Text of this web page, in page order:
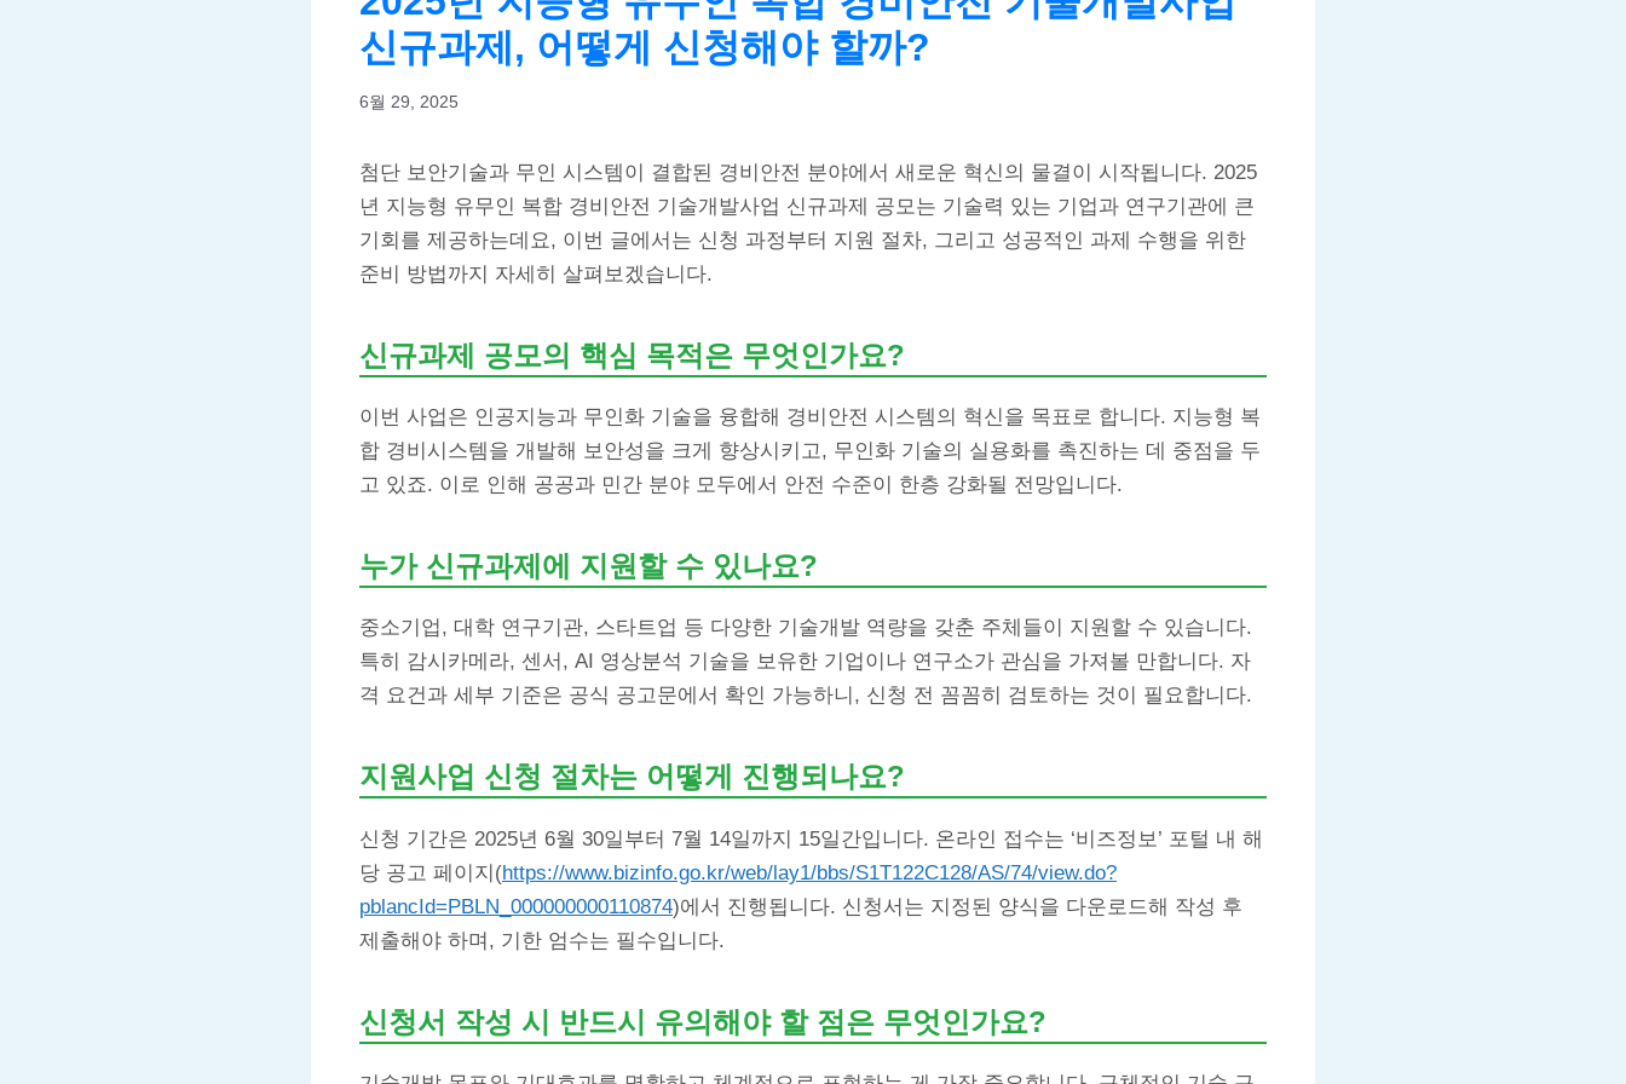
신규과제, 어떻게 신청해야 할까?
6월 29, 2025
첨단 보안기술과 무인 시스템이 결합된 경비안전 분야에서 새로운 혁신의 물결이 시작됩니다. 2025
년 지능형 유무인 복합 경비안전 기술개발사업 신규과제 공모는 기술력 있는 기업과 연구기관에 큰
기회를 제공하는데요, 이번 글에서는 신청 과정부터 지원 절차, 그리고 성공적인 과제 수행을 위한
준비 방법까지 자세히 살펴보겠습니다.
신규과제 공모의 핵심 목적은 무엇인가요?
이번 사업은 인공지능과 무인화 기술을 융합해 경비안전 시스템의 혁신을 목표로 합니다. 지능형 복
합 경비시스템을 개발해 보안성을 크게 향상시키고, 무인화 기술의 실용화를 촉진하는 데 중점을 두
고 있죠. 이로 인해 공공과 민간 분야 모두에서 안전 수준이 한층 강화될 전망입니다.
누가 신규과제에 지원할 수 있나요?
중소기업, 대학 연구기관, 스타트업 등 다양한 기술개발 역량을 갖춘 주체들이 지원할 수 있습니다.
특히 감시카메라, 센서, AI 영상분석 기술을 보유한 기업이나 연구소가 관심을 가져볼 만합니다. 자
격 요건과 세부 기준은 공식 공고문에서 확인 가능하니, 신청 전 꼼꼼히 검토하는 것이 필요합니다.
지원사업 신청 절차는 어떻게 진행되나요?
신청 기간은 2025년 6월 30일부터 7월 14일까지 15일간입니다. 온라인 접수는 ‘비즈정보’ 포털 내 해
당 공고 페이지(https://www.bizinfo.go.kr/web/lay1/bbs/S1T122C128/AS/74/view.do?
pblancId=PBLN_000000000110874)에서 진행됩니다. 신청서는 지정된 양식을 다운로드해 작성 후
제출해야 하며, 기한 엄수는 필수입니다.
신청서 작성 시 반드시 유의해야 할 점은 무엇인가요?